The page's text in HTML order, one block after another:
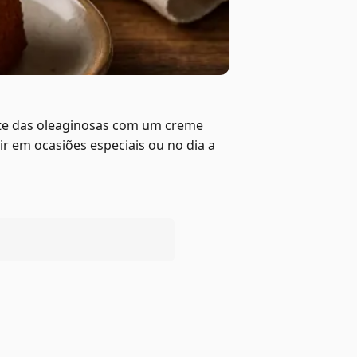
das oleaginosas com um creme
em ocasiões especiais ou no dia a